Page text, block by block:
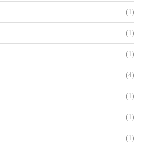
(1)
(1)
(1)
(4)
(1)
(1)
(1)